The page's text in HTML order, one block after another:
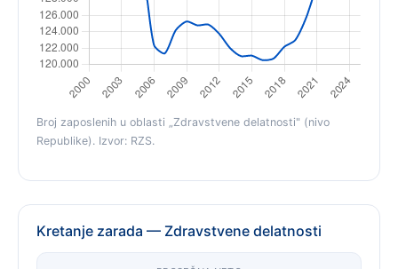
Broj zaposlenih u oblasti „Zdravstvene delatnosti" (nivo
Republike). Izvor: RZS.
Kretanje zarada — Zdravstvene delatnosti